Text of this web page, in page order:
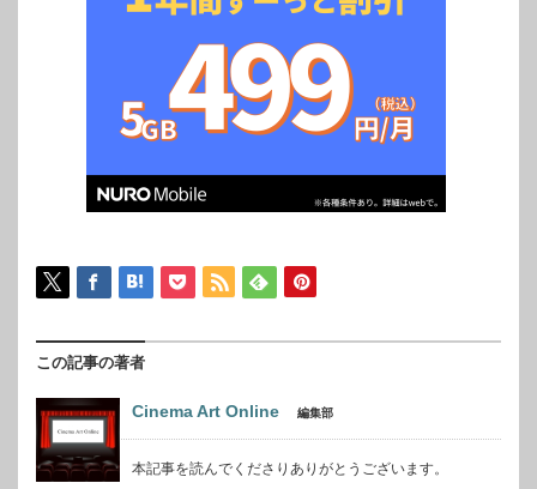
が登壇し、残念ながら来日を果たせなかっ
ァンに向けたビデオメッセージがお披露目
された...
この記事の著者
Cinema Art Online 編集部
本記事を読んでくださりありがとうございます。